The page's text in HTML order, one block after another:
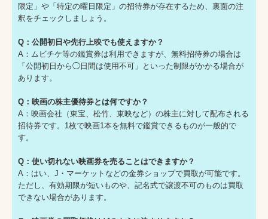
限定」や「特定の曜日限定」の招待券が存在するため、裏面の注
釈をチェックしましょう。
Q：公開初日や先行上映でも使えますか？
A：ムビチケ等の鑑賞券は利用できますが、無料招待券の場合は
「公開初日から◯日間は使用不可」といった制限がかかる場合が
あります。
Q：映画の株主優待券とは何ですか？
A：映画会社（東宝、松竹、東映など）の株主に対して配布される
招待券です。1枚で映画1本を無料で鑑賞できるものが一般的で
す。
Q：使い切れない映画券を売ることはできますか？
A：はい、J・マーケットなどの金券ショップで買取が可能です。
ただし、有効期限が短いものや、記名式で譲渡不可のものは買取
できない場合があります。